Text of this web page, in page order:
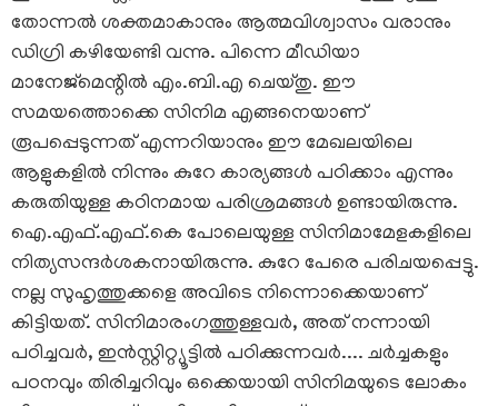
തോന്നൽ ശക്തമാകാനും ആത്മവിശ്വാസം വരാനും
ഡിഗ്രി കഴിയേണ്ടി വന്നു. പിന്നെ മീഡിയാ
മാനേജ്‌മെന്റിൽ എം.ബി.എ ചെയ്തു. ഈ
സമയത്തൊക്കെ സിനിമ എങ്ങനെയാണ്
രൂപപ്പെടുന്നത് എന്നറിയാനും ഈ മേഖലയിലെ
ആളുകളിൽ നിന്നും കുറേ കാര്യങ്ങൾ പഠിക്കാം എന്നും
കരുതിയുള്ള കഠിനമായ പരിശ്രമങ്ങൾ ഉണ്ടായിരുന്നു.
ഐ.എഫ്.എഫ്.കെ പോലെയുള്ള സിനിമാമേളകളിലെ
നിത്യസന്ദർശകനായിരുന്നു. കുറേ പേരെ പരിചയപ്പെട്ടു.
നല്ല സുഹൃത്തുക്കളെ അവിടെ നിന്നൊക്കെയാണ്
കിട്ടിയത്. സിനിമാരംഗത്തുള്ളവർ, അത് നന്നായി
പഠിച്ചവർ, ഇൻസ്റ്റിറ്റ്യൂട്ടിൽ പഠിക്കുന്നവർ.... ചർച്ചകളും
പഠനവും തിരിച്ചറിവും ഒക്കെയായി സിനിമയുടെ ലോകം